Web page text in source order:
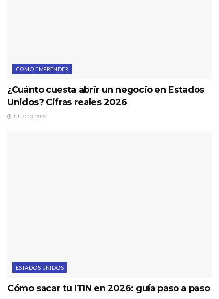
CÓMO EMPRENDER
¿Cuánto cuesta abrir un negocio en Estados
Unidos? Cifras reales 2026
JULIO 13, 2026
ESTADOS UNIDOS
Cómo sacar tu ITIN en 2026: guía paso a paso